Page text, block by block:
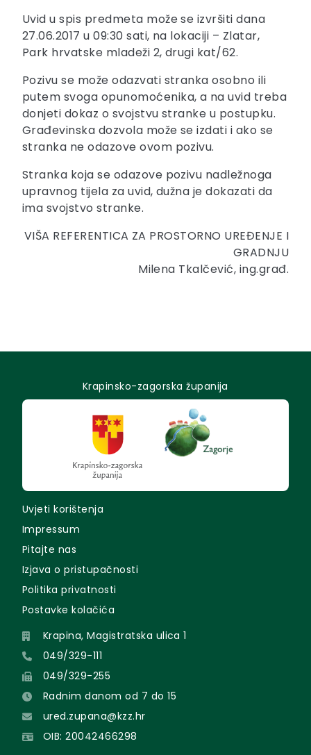
Uvid u spis predmeta može se izvršiti dana
27.06.2017 u 09:30 sati, na lokaciji – Zlatar,
Park hrvatske mladeži 2, drugi kat/62.
Pozivu se može odazvati stranka osobno ili
putem svoga opunomoćenika, a na uvid treba
donjeti dokaz o svojstvu stranke u postupku.
Građevinska dozvola može se izdati i ako se
stranka ne odazove ovom pozivu.
Stranka koja se odazove pozivu nadležnoga
upravnog tijela za uvid, dužna je dokazati da
ima svojstvo stranke.
VIŠA REFERENTICA ZA PROSTORNO UREĐENJE I
GRADNJU
Milena Tkalčević, ing.građ.
Krapinsko-zagorska županija
Uvjeti korištenja
Impressum
Pitajte nas
Izjava o pristupačnosti
Politika privatnosti
Postavke kolačića
Krapina, Magistratska ulica 1
049/329-111
049/329-255
Radnim danom od 7 do 15
ured.zupana@kzz.hr
OIB: 20042466298